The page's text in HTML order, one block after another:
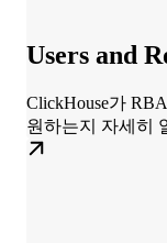
Users and
ClickHouse가
원하는지 자세히